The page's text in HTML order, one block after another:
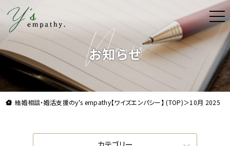
理想よりも理想の結婚をお届け。結婚相談・
お知らせ
結婚相談・婚活支援のy's empathy【ワイズエンパシー】 (TOP)＞10月 2025
t
o
g
e
n
a
v
i
g
a
t